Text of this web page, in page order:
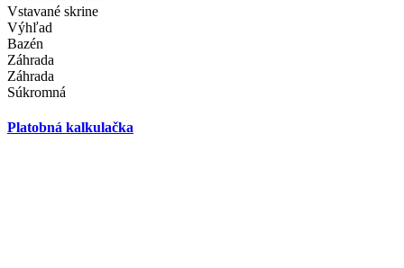
Vstavané skrine
Výhľad
Bazén
Záhrada
Záhrada
Súkromná
Platobná kalkulačka